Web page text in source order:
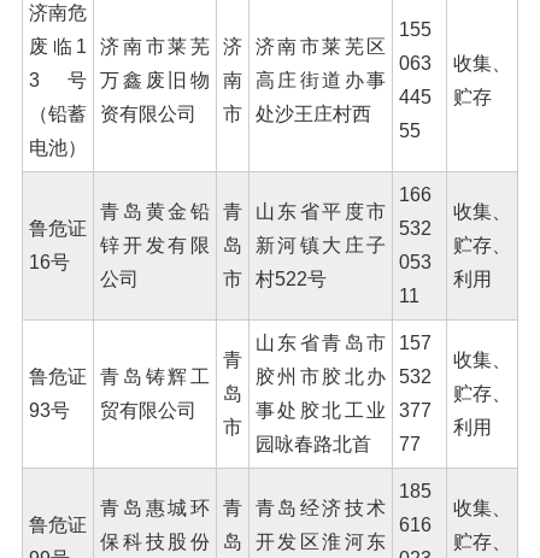
济南危
废临1
3号
（铅蓄
电池）
济南市莱芜
万鑫废旧物
资有限公司
济
南
市
济南市莱芜区
高庄街道办事
处沙王庄村西
155
063
445
55
收集、
贮存
鲁危证
16号
青岛黄金铅
锌开发有限
公司
青
岛
市
山东省平度市
新河镇大庄子
村522号
166
532
053
11
收集、
贮存、
利用
鲁危证
93号
青岛铸辉工
贸有限公司
青
岛
市
山东省青岛市
胶州市胶北办
事处胶北工业
园咏春路北首
157
532
377
77
收集、
贮存、
利用
鲁危证
青岛惠城环
保科技股份
青
岛
青岛经济技术
开发区淮河东
185
616
收集、
贮存、